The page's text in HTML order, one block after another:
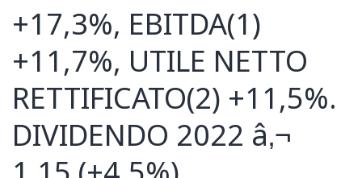
+17,3%, EBITDA(1)
+11,7%, UTILE NETTO
RETTIFICATO(2) +11,5%.
DIVIDENDO 2022 â‚¬